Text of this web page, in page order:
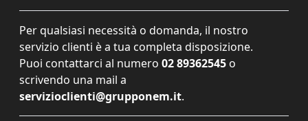
Per qualsiasi necessità o domanda, il nostro
servizio clienti è a tua completa disposizione.
Puoi contattarci al numero 02 89362545 o
scrivendo una mail a
servizioclienti@grupponem.it.